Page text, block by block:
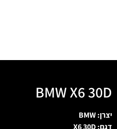
BMW X6 30D
יצרן: BMW
דגם: X6 30D